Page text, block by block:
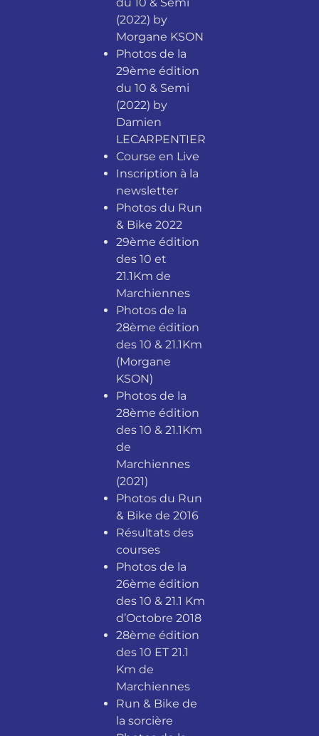
(2022) by
Morgane KSON
Photos de la
29ème édition
du 10 & Semi
(2022) by
Damien
LECARPENTIER
Course en Live
Inscription à la
newsletter
Photos du Run
& Bike 2022
29ème édition
des 10 et
21.1Km de
Marchiennes
Photos de la
28ème édition
des 10 & 21.1Km
(Morgane
KSON)
Photos de la
28ème édition
des 10 & 21.1Km
de
Marchiennes
(2021)
Photos du Run
& Bike de 2016
Résultats des
courses
Photos de la
26ème édition
des 10 & 21.1 Km
d’Octobre 2018
28ème édition
des 10 ET 21.1
Km de
Marchiennes
Run & Bike de
la sorcière